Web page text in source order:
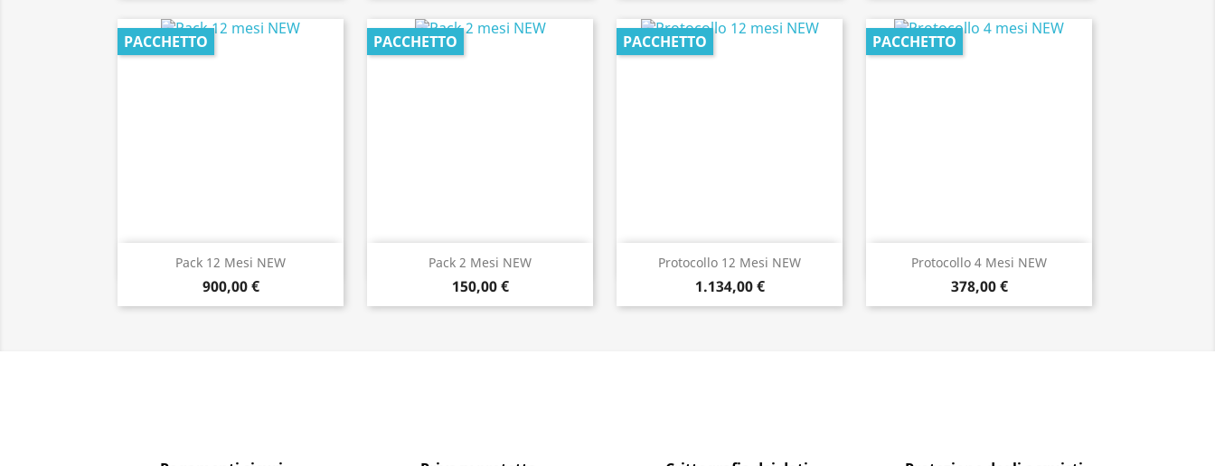
Pack 12 Mesi NEW
900,00 €
PACCHETTO
 Anteprima Pack 2 Mesi NEW
150,00 €
PACCHETTO
Anteprima Protocollo 12 Mesi NEW
1.134,00 €
PACCHETTO
Anteprima Protocollo 4 Mesi NEW
378,00 €
PACCHETTO
Anteprima